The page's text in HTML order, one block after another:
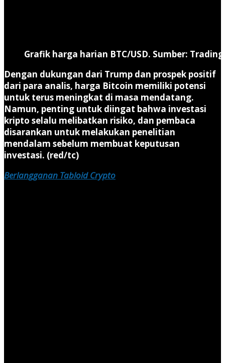
Grafik harga harian BTC/USD. Sumber:
Dengan dukungan dari Trump dan prospek positif
dari para analis, harga Bitcoin memiliki potensi
untuk terus meningkat di masa mendatang.
Namun, penting untuk diingat bahwa investasi
kripto selalu melibatkan risiko, dan pembaca
disarankan untuk melakukan penelitian
mendalam sebelum membuat keputusan
investasi. (red/tc)
Berlangganan Tabloid Crypto